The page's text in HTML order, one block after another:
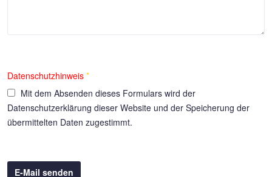
Datenschutzhinweis *
Datenschutzerklärung dieser Website und der Speicherung der
übermittelten Daten zugestimmt.
E-Mail senden